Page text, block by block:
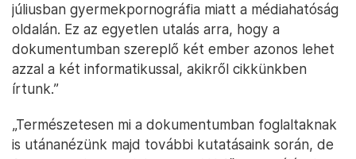
júliusban gyermekpornográfia miatt a médiahatóság
oldalán. Ez az egyetlen utalás arra, hogy a
dokumentumban szereplő két ember azonos lehet
azzal a két informatikussal, akikről cikkünkben
írtunk.”
„Természetesen mi a dokumentumban foglaltaknak
is utánanézünk majd további kutatásaink során, de